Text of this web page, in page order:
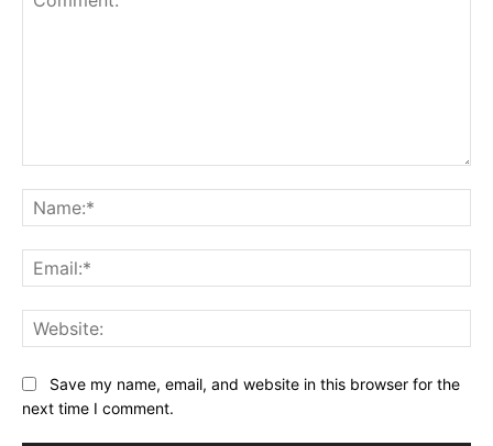
Save my name, email, and website in this browser for the
next time I comment.